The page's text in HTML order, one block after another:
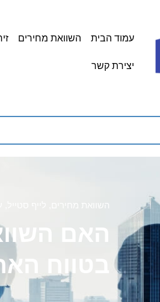
עמוד הבית השוואת מחירים
יצירת קשר
השוואת מחירים
האם
בטווח